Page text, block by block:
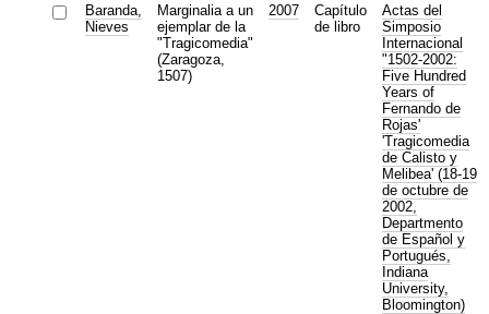
Baranda,
Nieves
Marginalia a un
ejemplar de la
"Tragicomedia"
(Zaragoza,
1507)
2007
Capítulo
de libro
Actas del
Simposio
Internacional
"1502-2002:
Five Hundred
Years of
Fernando de
Rojas'
'Tragicomedia
de Calisto y
Melibea' (18-19
de octubre de
2002,
Departmento
de Español y
Portugués,
Indiana
University,
Bloomington)